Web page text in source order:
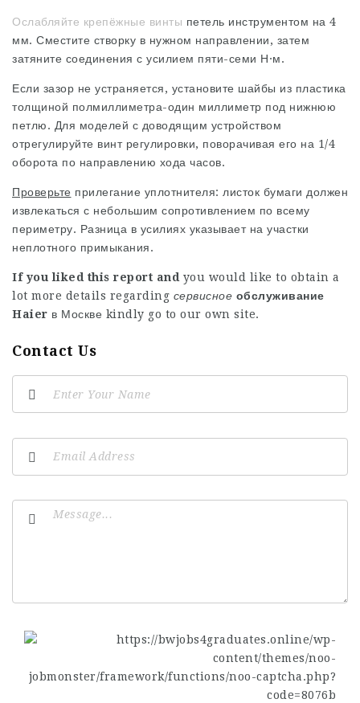
Ослабляйте крепёжные винты петель инструментом на 4
мм. Сместите створку в нужном направлении, затем
затяните соединения с усилием пяти-семи Н·м.
Если зазор не устраняется, установите шайбы из пластика
толщиной полмиллиметра-один миллиметр под нижнюю
петлю. Для моделей с доводящим устройством
отрегулируйте винт регулировки, поворачивая его на 1/4
оборота по направлению хода часов.
Проверьте прилегание уплотнителя: листок бумаги должен
извлекаться с небольшим сопротивлением по всему
периметру. Разница в усилиях указывает на участки
неплотного примыкания.
If you liked this report and you would like to obtain a
lot more details regarding сервисное обслуживание
Haier в Москве kindly go to our own site.
Contact Us